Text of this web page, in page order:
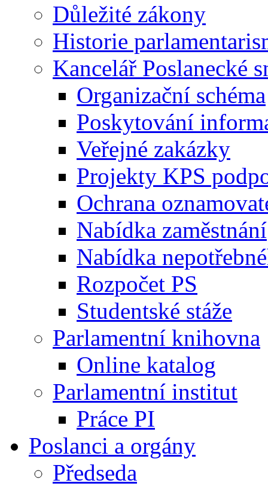
Důležité zákony
Historie
Kancelář Poslanecké
Organizační schéma
Poskytování
Veřejné zakázky
Projekty KPS
Ochrana
Nabídka zaměstnání
Nabídka
Rozpočet PS
Studentské stáže
Parlamentní knihovna
Online katalog
Parlamentní institut
Práce PI
Poslanci a orgány
Předseda